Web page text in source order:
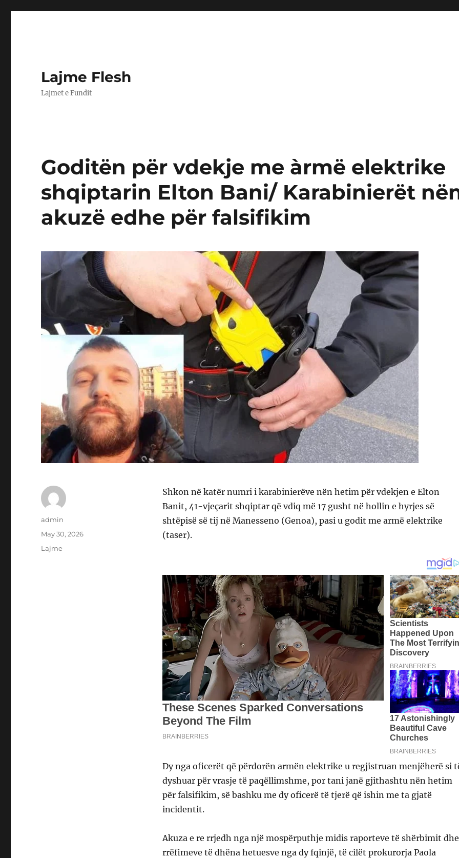
Lajme Flesh
Lajmet e Fundit
Goditën për vdekje me àrmë elektrike
shqiptarin Elton Bani/ Karabinierët
akuzë edhe për falsifikim
Shkon në katër numri i karabinierëve nën hetim për vdekjen e Elton
Banit, 41-vjeçarit shqiptar që vdiq më 17 gusht në hollin e hyrjes së
shtëpisë së tij në Manesseno (Genoa), pasi u godit me armë elektrike
(taser).
Dy nga oficerët që përdorën armën elektrike u regjistruan menjëherë si
dyshuar për vrasje të paqëllimshme, por tani janë gjithashtu nën hetim
për falsifikim, së bashku me dy oficerë të tjerë që ishin me ta gjatë
incidentit.
Akuza e re rrjedh nga një mospërputhje midis raporteve të shërbimit dhe
rrëfimeve të dhëna hetuesve nga dy fqinjë, të cilët prokurorja Paola
Author
admin
Posted
May 30, 2026
Categories
Lajme